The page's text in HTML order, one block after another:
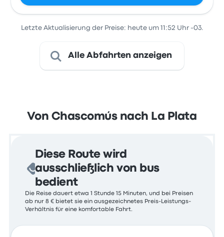
Letzte Aktualisierung der Preise: heute um 11:52 Uhr -03.
Alle Abfahrten anzeigen
Von Chascomús nach La Plata
Diese Route wird
ausschließlich von bus
bedient
Die Reise dauert etwa 1 Stunde 15 Minuten, und bei Preisen
ab nur 8 € bietet sie ein ausgezeichnetes Preis-Leistungs-
Verhältnis für eine komfortable Fahrt.